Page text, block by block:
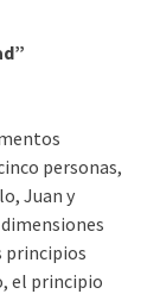
personas,
Juan y
principios
el principio